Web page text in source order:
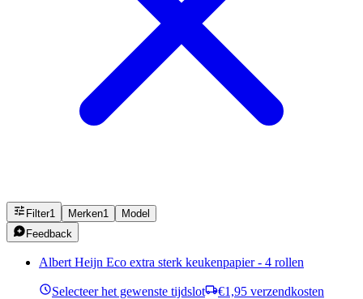
Filter1 Merken1
Model
Feedback
Albert Heijn Eco extra sterk keukenpapier - 4 rollen
Selecteer het gewenste tijdslot €1,95 verzendkosten